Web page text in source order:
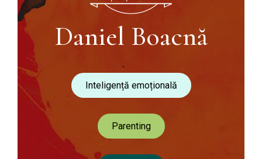
Daniel Boacnă
Inteligență emoțională
Parenting